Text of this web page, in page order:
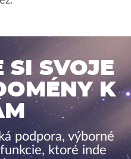
SI SVOJE
K
podpora, výborné
ktoré inde